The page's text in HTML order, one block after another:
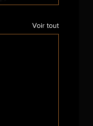
Voir tout